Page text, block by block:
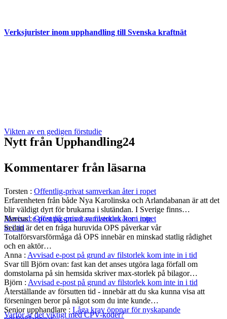
Verksjurister inom upphandling till Svenska kraftnät
Vikten av en gedigen förstudie
Avvisad e-post på grund av filstorlek kom inte
in i tid
Varför är det viktigt med CPV-koder?
Nytt från Upphandling24
Kommentarer från läsarna
Torsten : Offentlig-privat samverkan åter i ropet
Erfarenheten från både Nya Karolinska och Arlandabanan är att det
blir väldigt dyrt för brukarna i slutändan. I Sverige finns…
Marcus:Offentlig-privat samverkan åter i ropet
Sedan är det en fråga huruvida OPS påverkar vår
Totalförsvarsförmåga då OPS innebär en minskad statlig rådighet
och en aktör…
Anna : Avvisad e-post på grund av filstorlek kom inte in i tid
Svar till Björn ovan: fast kan det anses utgöra laga förfall om
domstolarna på sin hemsida skriver max-storlek på bilagor…
Björn : Avvisad e-post på grund av filstorlek kom inte in i tid
Återställande av försutten tid - innebär att du ska kunna visa att
förseningen beror på något som du inte kunde…
Senior upphandlare : Låga krav öppnar för nyskapande